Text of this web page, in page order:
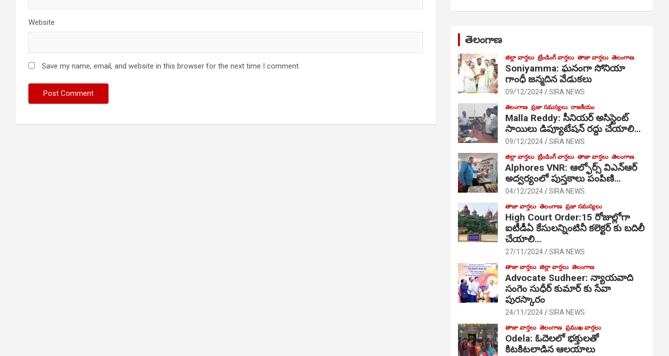
Website
Save my name, email, and website in this browser for the next time I comment.
తెలంగాణ
జిల్లా వార్తలు ట్రేండింగ్ వార్తలు తాజా వార్తలు తెలంగాణ
Soniyamma: ఘ‌నంగా సోనియా
గాంధీ జ‌న్మ‌దిన వేడుక‌లు
09/12/2024 SIRA NEWS
తెలంగాణ ప్రజా సమస్యలు రాజకీయం
Malla Reddy: సీనియర్ అసిస్టెంట్
సాయిలు డిప్యూటేషన్ రద్దు చేయాలి…
09/12/2024 SIRA NEWS
జిల్లా వార్తలు ట్రేండింగ్ వార్తలు తాజా వార్తలు తెలంగాణ
Alphores VNR: ఆల్ఫోర్స్ విఎన్ఆర్
అద్వర్యంలో పుస్తకాలు పంపిణి…
04/12/2024 SIRA NEWS
తాజా వార్తలు తెలంగాణ ప్రజా సమస్యలు
High Court Order:15 రోజుల్లోగా
ఐటీడీఏ కేసులన్నింటినీ కలెక్టర్ కు బదిలీ
చేయాలి…
27/11/2024 SIRA NEWS
తాజా వార్తలు జిల్లా వార్తలు తెలంగాణ
Advocate Sudheer: న్యాయవాది
సంగెం సుధీర్ కుమార్ కు సేవా
పురస్కారం
24/11/2024 SIRA NEWS
తాజా వార్తలు తెలంగాణ ప్రముఖ వార్తలు
Odela: ఓదెల‌లో భక్తులతో
కిటకిటలాడిన ఆల‌యాలు